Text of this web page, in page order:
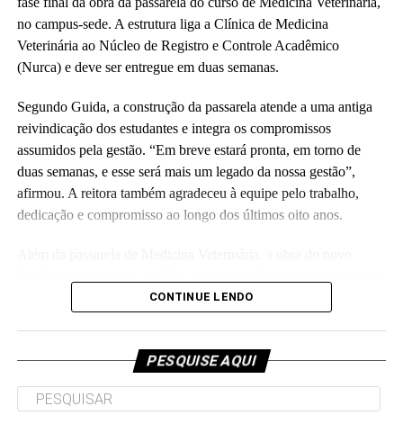
responsável pela obra.
(Fhagner Soares, estagiário Ascom/Ufac)
no campus-sede. A estrutura liga a Clínica de Medicina
Veterinária ao Núcleo de Registro e Controle Acadêmico
(Nurca) e deve ser entregue em duas semanas.
Segundo Guida, a construção da passarela atende a uma antiga
reivindicação dos estudantes e integra os compromissos
assumidos pela gestão. “Em breve estará pronta, em torno de
duas semanas, e esse será mais um legado da nossa gestão”,
afirmou. A reitora também agradeceu à equipe pelo trabalho,
dedicação e compromisso ao longo dos últimos oito anos.
e deve ser entregue em breve.CONTINUE LENDO
PESQUISE AQUI